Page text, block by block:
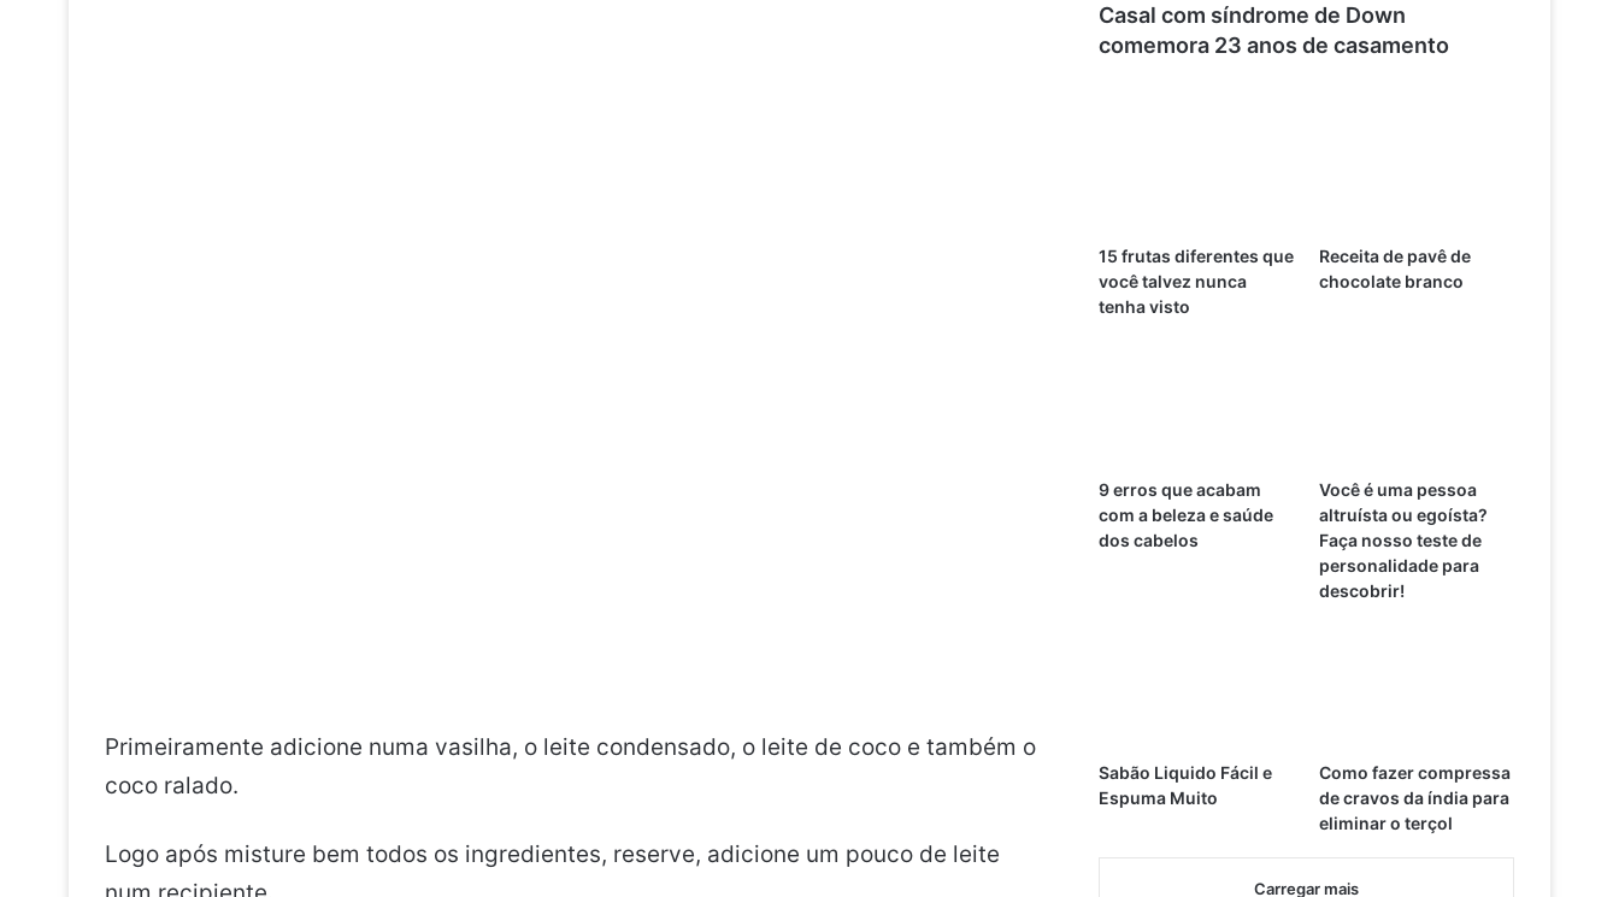
Primeiramente adicione numa vasilha, o leite condensado, o leite de coco e também o
coco ralado.
Logo após misture bem todos os ingredientes, reserve, adicione um pouco de leite
Casal com síndrome de Down
comemora 23 anos de casamento
15 frutas diferentes que
você talvez nunca
tenha visto
Receita de pavê de
chocolate branco
9 erros que acabam
com a beleza e saúde
dos cabelos
Você é uma pessoa
altruísta ou egoísta?
Faça nosso teste de
personalidade para
descobrir!
Sabão Liquido Fácil e
Espuma Muito
Como fazer compressa
de cravos da índia para
eliminar o terçol
Carregar mais